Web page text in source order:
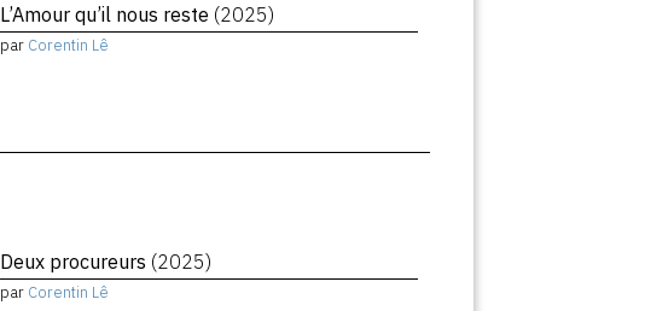
L’Amour qu’il nous reste (2025)
par Corentin Lê
Deux procureurs (2025)
par Corentin Lê